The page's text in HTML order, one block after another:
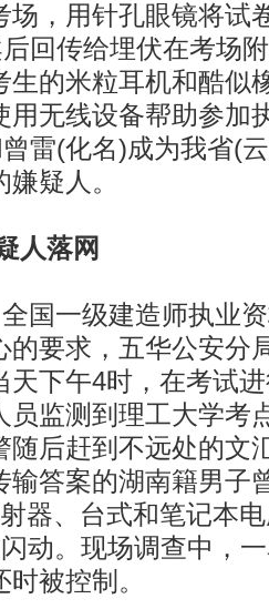
，用针孔眼镜将试
后回传给埋伏在考场
生的米粒耳机和酷似
用无线设备帮助参加
雷(化名)成为我省(
疑人。
人落网
一级建造师执业资
的要求，五华公安分
天下午4时，在考试
员监测到理工大学考
随后赶到不远处的文
输答案的湖南籍男子
器、台式和笔记本
动。现场调查中，
被控制。